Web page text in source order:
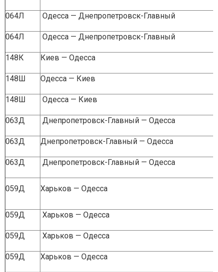
064Л Одесса — Днепропетровск-Главный
064Л Одесса — Днепропетровск-Главный
148К Киев — Одесса
148Ш Одесса — Киев
148Ш Одесса — Киев
063Д Днепропетровск-Главный — Одесса
063Д Днепропетровск-Главный — Одесса
063Д Днепропетровск-Главный — Одесса
059Д Харьков — Одесса
059Д Харьков — Одесса
059Д Харьков — Одесса
059Д Харьков — Одесса